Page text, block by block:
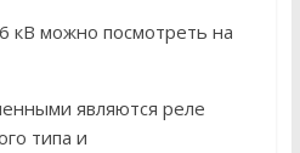
кВ можно посмотреть на
являются реле
типа и